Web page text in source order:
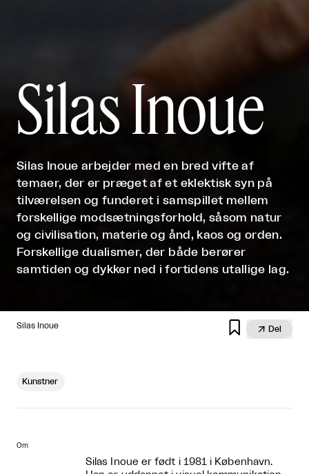
Silas Inoue
Silas Inoue arbejder med en bred vifte af
temaer, der er præget af et eklektisk syn på
tilværelsen og funderet i samspillet mellem
forskellige modsætningsforhold, såsom natur
og civilisation, materie og ånd, kaos og orden.
Forskellige dualismer, der både berører
samtiden og dykker ned i fortidens utallige lag.
Silas Inoue   Del
Kunstner
Om
Silas Inoue er født i 1981 i København.